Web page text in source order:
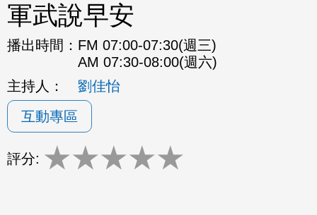
軍武說早安
播出時間： FM 07:00-07:30(週三)
AM 07:30-08:00(週六)
主持人：
劉佳怡
互動專區
評分: ★★★★★